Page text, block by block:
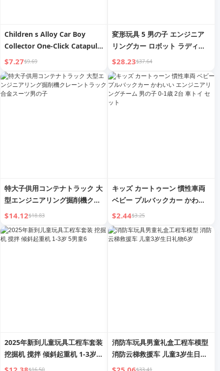
Children s Alloy Car Boy
Collector One-Click Catapult
Warrior Artificial Racing Car
Model Suit Toy Car
$7.27$9.69
変形玩具 5 男の子 エンジニア
リングカー ロボット ラディッ
シュ 手作りモデル ピーク 6 キ
ングコング 男の子 3 子供 4
$28.23$37.64
特大子供用コンテナトラック 大
型エンジニアリング掘削機クレ
ーントラック 合金スーツ男の子
$14.12$18.83
キッズ カートゥーン 慣性車両
ベビー プルバックカー かわい
い エンジニアリングチーム 男
の子 0-1歳 2台 車トイ セット
$2.44$3.25
2025年新到儿童玩具工程车套装
挖掘机 搅拌 倾斜起重机 1-3岁 5
男童6
$16.50
消防车玩具男童礼盒工程车模型
消防云梯救援车 儿童3岁生日礼
物6岁
$33.41